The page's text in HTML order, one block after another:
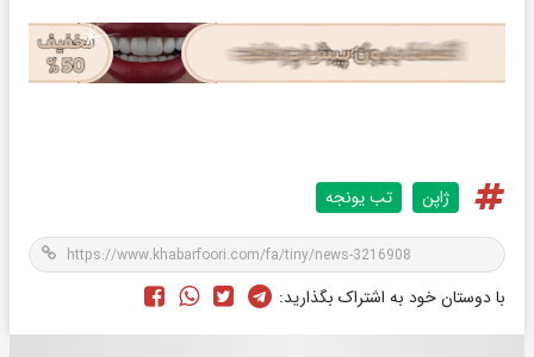
ژاپن تب یونجه
با دوستان خود به اشتراک بگذارید: